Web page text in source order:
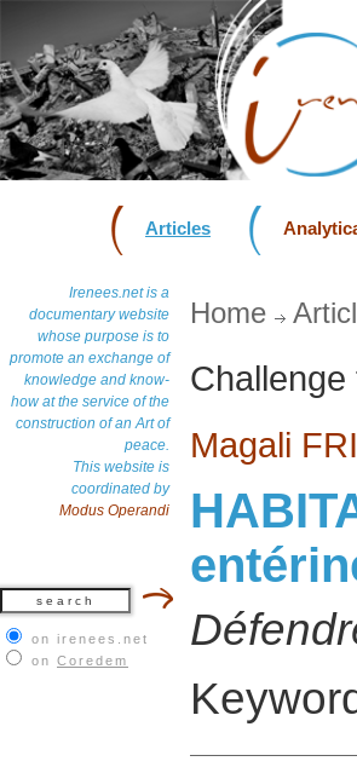
Articles
Irenees.net is a
documentary website
whose purpose is to
promote an exchange of
knowledge and know-
how at the service of the
construction of an Art of
peace.
This website is
coordinated by
Modus Operandi
on irenees.net
on Coredem
Home
Challenge
Magali